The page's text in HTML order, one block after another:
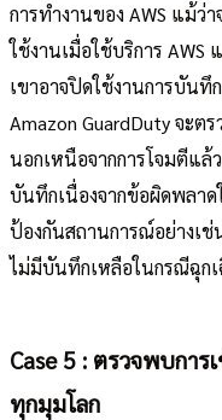
การทำงานของ AWS แม้ว่
ใช้งานเมื่อใช้บริการ
เขาอาจปิดใช้งานการบันทึ
Amazon GuardDuty จะ
นอกเหนือจากการโจมตีแล้
บันทึกเนื่องจากข้อผิดพลา
ป้องกันสถานการณ์อย่างเช่
ไม่มีบันทึกเหลือในกรณีฉุก
Case 5 : ตรวจพบการ
ทุกมุมโลก